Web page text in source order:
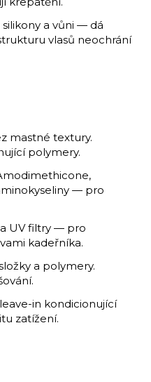
a vůni — dá
vlasů neochrání
mastné textury.
polymery.
— pro
UV filtry — pro
kadeřníka.
a polymery.
in kondicionující
zatížení.